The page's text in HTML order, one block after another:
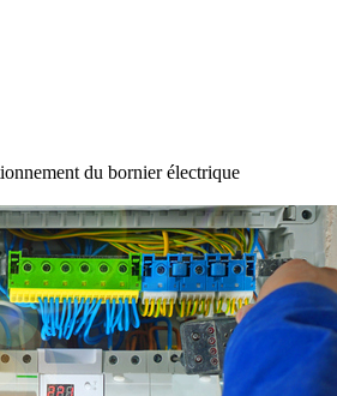
du bornier électrique